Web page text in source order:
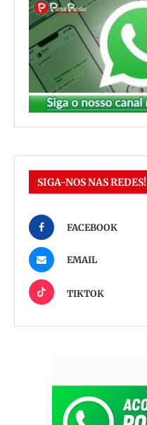
SIGA-NOS NAS REDES!
FACEBOOK
EMAIL
TIKTOK